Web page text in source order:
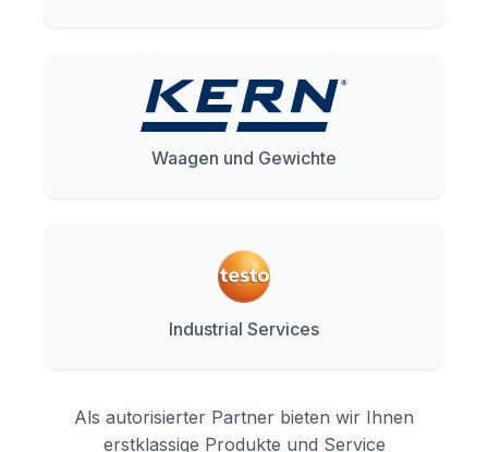
Waagen und Gewichte
Industrial Services
Als autorisierter Partner bieten wir Ihnen
erstklassige Produkte und Service